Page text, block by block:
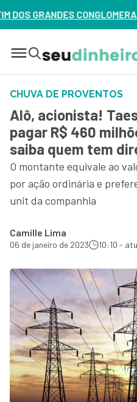
NO BRASIL? VEJA ERROS
CHUVA DE PROVENTOS
Alô, acionista!
pagar R$ 460
saiba quem tem
O montante equivale ao
por ação ordinária e
unit da companhia
Camille Lima
06 de janeiro de 2023 10:10 -